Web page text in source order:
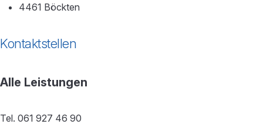
4461 Böckten
Kontaktstellen
Alle Leistungen
Tel. 061 927 46 90